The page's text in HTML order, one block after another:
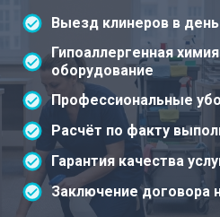
Выезд клинеров в
Гипоаллергенная
оборудование
Профессиональные
Расчёт по факту
Гарантия качества
Заключение договора